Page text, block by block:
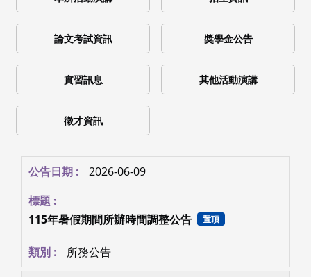
最新消息 所務公告
本所活動演講 招生資訊
論文考試資訊
2026-06-09